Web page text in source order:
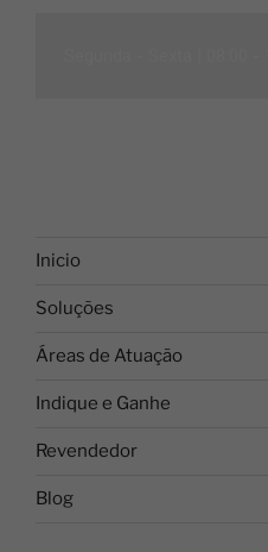
Inicio
Soluções
Áreas de Atuação
Indique e Ganhe
Revendedor
Blog